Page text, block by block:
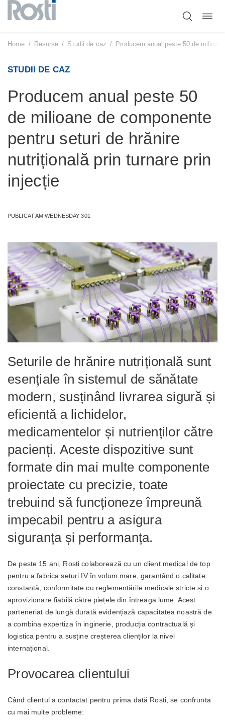
Sari
conținut
Home / Resurse / Studii de caz / Producem anual peste 50 de
STUDII DE CAZ
Producem anual peste 50
de milioane de componente
pentru seturi de hrănire
nutrițională prin turnare prin
injecție
PUBLICAT AM WEDNESDAY 301
Seturile de hrănire nutrițională sunt
esențiale în sistemul de sănătate
modern, susținând livrarea sigură și
eficientă a lichidelor,
medicamentelor și nutrienților către
pacienți. Aceste dispozitive sunt
formate din mai multe componente
proiectate cu precizie, toate
trebuind să funcționeze împreună
impecabil pentru a asigura
siguranța și performanța.
De peste 15 ani, Rosti colaborează cu un client medical de top
pentru a fabrica seturi IV în volum mare, garantând o calitate
constantă, conformitate cu reglementările medicale stricte și o
aprovizionare fiabilă către piețele din întreaga lume. Acest
parteneriat de lungă durată evidențiază capacitatea noastră de
a combina expertiza în inginerie, producția contractuală și
logistica pentru a susține creșterea clienților la nivel
internațional.
Provocarea clientului
Când clientul a contactat pentru prima dată Rosti, se confrunta
cu mai multe probleme: